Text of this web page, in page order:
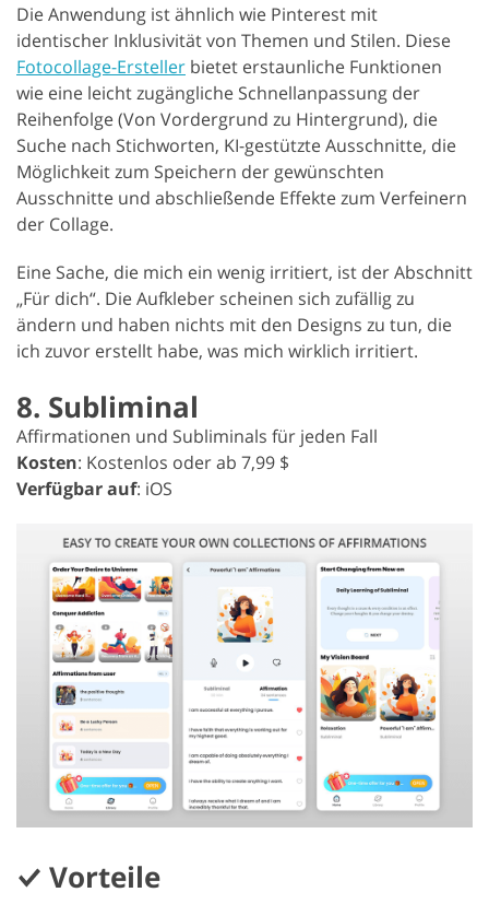
Die Anwendung ist ähnlich wie Pinterest mit
identischer Inklusivität von Themen und Stilen. Diese
Fotocollage-Ersteller bietet erstaunliche Funktionen
wie eine leicht zugängliche Schnellanpassung der
Reihenfolge (Von Vordergrund zu Hintergrund), die
Suche nach Stichworten, KI-gestützte Ausschnitte, die
Möglichkeit zum Speichern der gewünschten
Ausschnitte und abschließende Effekte zum Verfeinern
der Collage.
Eine Sache, die mich ein wenig irritiert, ist der Abschnitt
„Für dich“. Die Aufkleber scheinen sich zufällig zu
ändern und haben nichts mit den Designs zu tun, die
ich zuvor erstellt habe, was mich wirklich irritiert.
8. Subliminal
Affirmationen und Subliminals für jeden Fall
Kosten: Kostenlos oder ab 7,99 $
Verfügbar auf: iOS
Vorteile